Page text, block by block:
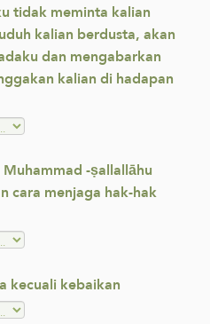
tidak meminta kalian
kalian berdusta, akan
dan mengabarkan
-ṣallallāhu
cara menjaga hak-hak
kecuali kebaikan